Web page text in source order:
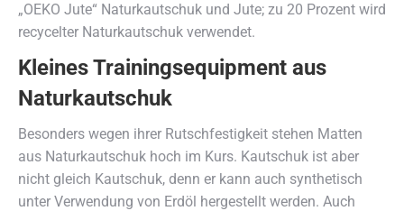
„OEKO Jute“ Naturkautschuk und Jute; zu 20 Prozent wird
recycelter Naturkautschuk verwendet.
Kleines Trainingsequipment aus
Naturkautschuk
Besonders wegen ihrer Rutschfestigkeit stehen Matten
aus Naturkautschuk hoch im Kurs. Kautschuk ist aber
nicht gleich Kautschuk, denn er kann auch synthetisch
unter Verwendung von Erdöl hergestellt werden. Auch